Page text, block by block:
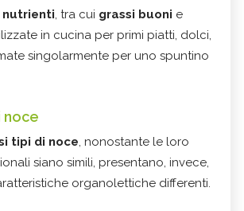
nutrienti, tra cui grassi buoni e
in cucina per primi piatti, dolci,
singolarmente per uno spuntino
noce
tipi di noce, nonostante le loro
siano simili, presentano, invece,
organolettiche differenti.